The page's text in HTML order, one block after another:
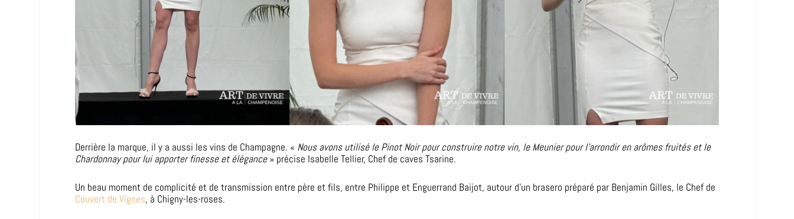
Derrière la marque, il y a aussi les vins de Champagne. « Nous avons utilisé le Pinot Noir pour construire notre vin, le Meunier pour l’arrondir en arômes fruités et le
Chardonnay pour lui apporter finesse et élégance» précise Isabelle Tellier, Chef de caves Tsarine.
Un beau moment de complicité et de transmission entre père et fils, entre Philippe et Enguerrand Baijot, autour d’un brasero préparé par Benjamin Gilles, le Chef de
Couvert de Vignes, à Chigny-les-roses.